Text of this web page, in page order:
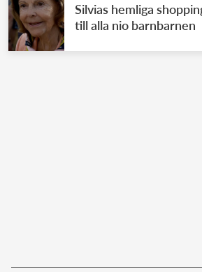
Silvias hemliga
till alla nio barnbarnen